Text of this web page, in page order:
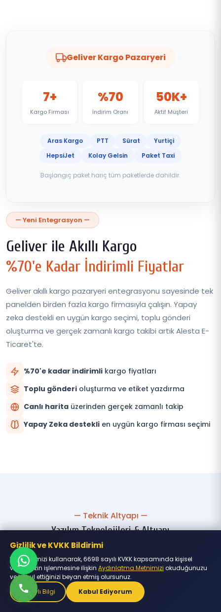
— Yeni Entegrasyon —
Geliver ile Akıllı Kargo
%70'e Kadar İndirimli Fiyatlar
Geliver akıllı kargo pazaryeri entegrasyonu sayesinde tek
panelden birden fazla kargo firmasıyla çalışın. Yapay
zeka destekli en uygün kargo seçimi, toplu gönderi
oluşturma ve gerçek zamanlı kargo takibi artık Alesta E-
Ticaret'te.
%70'e kadar indirimli kargo fiyatları
Toplu gönderi oluşturma ve etiket yazdırma
Canlı harita üzerinden gerçek zamanlı takip
Yapay Zeka destekli en uygün kargo firması seçimi
Geliver Kargo Pazaryeri
7+
Kargo Firması
%70
İndirim Oranı
50K+
Aktif Müşteri
Aras Kargo PTT Sürat
Yurtiçi
HepsiJet
Kolay Gelsin Paket Taxi
Başlangıç paket hariç tüm paketlerde dahildir.
— Teknik Altyapı —
Yazılım Teknolojileri & Altyapı
Modern ve güvenilir teknolojilerle geliştirilmiş,
ölçeklenebilir ve yüksek performanslı altyapı.
Gizlilik ve KVKK Bildirimi
Web sitemizi kullanarak, 6698 sayılı KVKK kapsamında kişisel
verilerinizin işlenmesine ilişkin Aydınlatma Metnimizi okuduğunuzu
ve kabul ettiğinizi beyan etmiş olursunuz.
Detaylı Bilgi
Kabul Ediyorum